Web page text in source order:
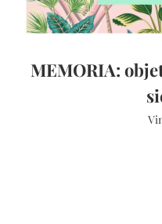
MEMORIA: